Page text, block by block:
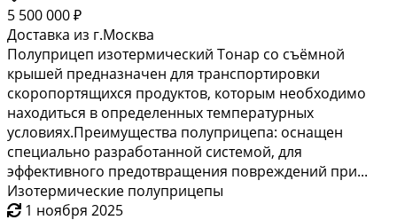
5 500 000 ₽
Доставка из г.Москва
Полуприцеп изотермический Тонар со съёмной
крышей предназначен для транспортировки
скоропортящихся продуктов, которым необходимо
находиться в определенных температурных
условиях.Преимущества полуприцепа: оснащен
специально разработанной системой, для
эффективного предотвращения повреждений при...
Изотермические полуприцепы
1 ноября 2025